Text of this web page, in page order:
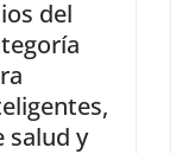
del
salud y